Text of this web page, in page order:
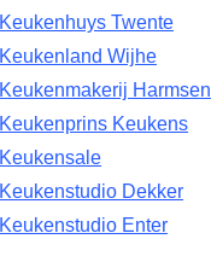
Keukenhuys Twente
Keukenland Wijhe
Keukenmakerij Harmsen
Keukenprins Keukens
Keukensale
Keukenstudio Dekker
Keukenstudio Enter